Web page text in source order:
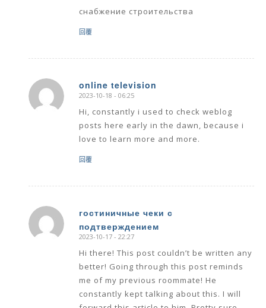
снабжение строительства
回覆
online television
says:
2023-10-18 - 06:25
Hi, constantly i used to check weblog
posts here early in the dawn, because i
love to learn more and more.
回覆
гостиничные чеки с
подтверждением
says:
2023-10-17 - 22:27
Hi there! This post couldn’t be written any
better! Going through this post reminds
me of my previous roommate! He
constantly kept talking about this. I will